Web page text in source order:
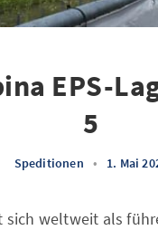
EPS-
5
Speditionen • 1. Mai
sich weltweit als